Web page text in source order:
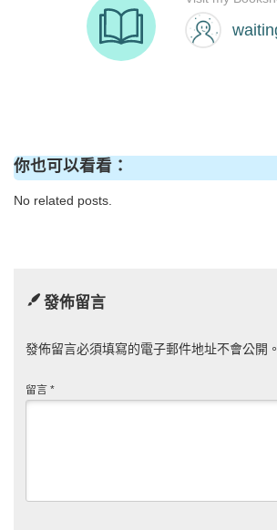
你也可以看看：
No related posts.
發佈留言
發佈留言必須填寫的電子郵件地址不會公開。
留言 *